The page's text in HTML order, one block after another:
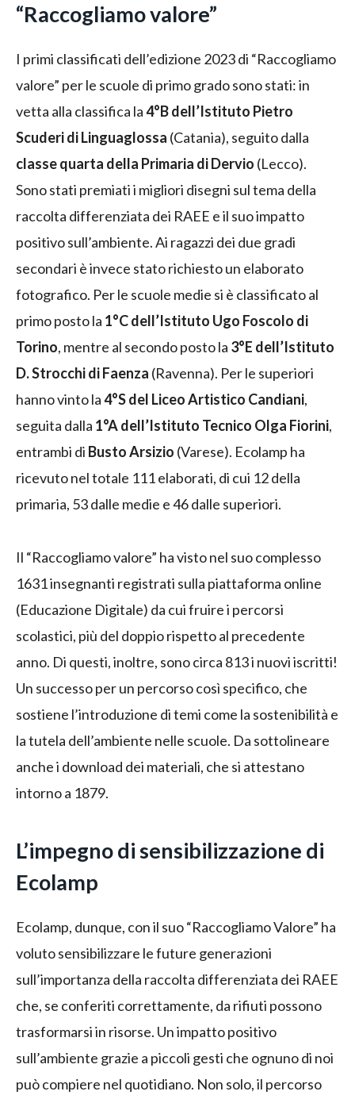
“Raccogliamo valore”
I primi classificati dell’edizione 2023 di “Raccogliamo
valore” per le scuole di primo grado sono stati: in
vetta alla classifica la4°B dell’Istituto Pietro
Scuderi di Linguaglossa (Catania), seguito dalla
classe quarta della Primaria di Dervio (Lecco).
Sono stati premiati i migliori disegni sul tema della
raccolta differenziata dei RAEE e il suo impatto
positivo sull’ambiente. Ai ragazzi dei due gradi
secondari è invece stato richiesto un elaborato
fotografico. Per le scuole medie si è classificato al
primo posto la 1°C dell’Istituto Ugo Foscolo di
Torino, mentre al secondo posto la 3°E dell’Istituto
D. Strocchi di Faenza (Ravenna). Per le superiori
hanno vinto la4°S del Liceo Artistico Candiani,
seguita dalla 1°A dell’Istituto Tecnico Olga Fiorini,
entrambi di Busto Arsizio (Varese). Ecolamp ha
ricevuto nel totale 111 elaborati, di cui 12 della
primaria, 53 dalle medie e 46 dalle superiori.
Il “Raccogliamo valore” ha visto nel suo complesso
1631 insegnanti registrati sulla piattaforma online
(Educazione Digitale) da cui fruire i percorsi
scolastici, più del doppio rispetto al precedente
anno. Di questi, inoltre, sono circa 813 i nuovi iscritti!
Un successo per un percorso così specifico, che
sostiene l’introduzione di temi come la sostenibilità e
la tutela dell’ambiente nelle scuole. Da sottolineare
anche i download dei materiali, che si attestano
intorno a 1879.
L’impegno di sensibilizzazione di
Ecolamp
Ecolamp, dunque, con il suo “Raccogliamo Valore” ha
voluto sensibilizzare le future generazioni
sull’importanza della raccolta differenziata dei RAEE
che, se conferiti correttamente, da rifiuti possono
trasformarsi in risorse. Un impatto positivo
sull’ambiente grazie a piccoli gesti che ognuno di noi
può compiere nel quotidiano. Non solo, il percorso